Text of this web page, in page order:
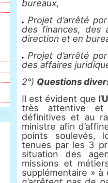
bureaux,
Projet d’arrêté
des finances, des
direction et en
Projet d’arrêté
des affaires
2°) Questions
Il est évident que l’
très attentive et
définitives et au
ministre afin
points soulevés,
tenues par les 3
situation des
missions et
supplémentaire »